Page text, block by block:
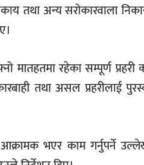
तथा अन्य सरोकारवाला
मातहतमा रहेका सम्पूर्ण
तथा असल प्रहरीलाई
आक्रामक भएर काम गर्नुपर्ने